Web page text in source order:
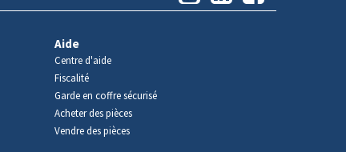
Aide
Centre d'aide
Fiscalité
Garde en coffre sécurisé
Acheter des pièces
Vendre des pièces